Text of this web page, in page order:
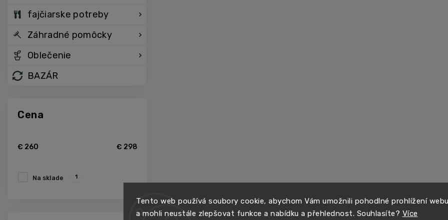
Tento web používá soubory cookie, abychom Vám umožnili pohodlné prohlížení webu
a mohli neustále zlepšovat funkce a nabídku a přehlednost. Souhlasíte? Více
fajčiarske potreby
Záhradné pomôcky
Oblečenie
BAZÁR
Cena
€ 260 € 298
Na sklade 1